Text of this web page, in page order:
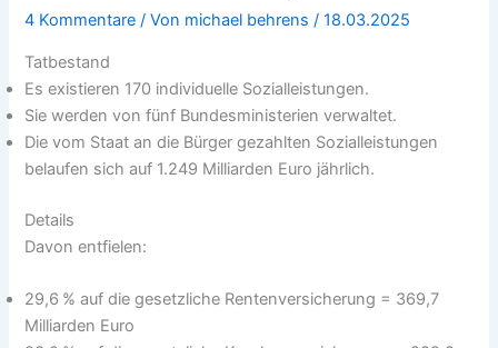
4 Kommentare / Von michael behrens/18.03.2025
Tatbestand
Es existieren 170 individuelle Sozialleistungen.
Sie werden von fünf Bundesministerien verwaltet.
Die vom Staat an die Bürger gezahlten Sozialleistungen
belaufen sich auf 1.249 Milliarden Euro jährlich.
Details
Davon entfielen:
29,6 % auf die gesetzliche Rentenversicherung = 369,7
Milliarden Euro